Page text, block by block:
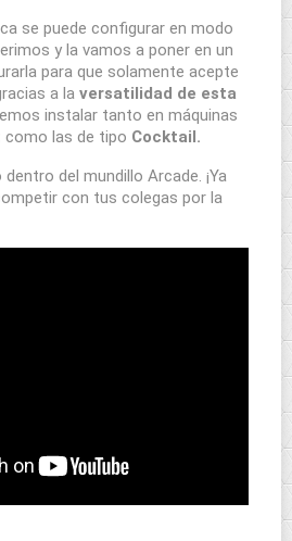
se puede configurar en modo
y la vamos a poner en un
para que solamente acepte
a la versatilidad de esta
instalar tanto en máquinas
como las de tipo Cocktail.
del mundillo Arcade. ¡Ya
con tus colegas por la